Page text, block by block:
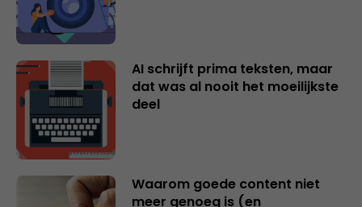
AI schrijft prima teksten, maar
dat was al nooit het moeilijkste
deel
Waarom goede content niet
meer genoeg is (en